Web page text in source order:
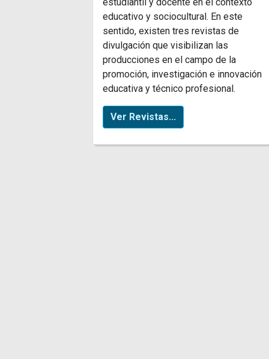
educativo y sociocultural. En este
sentido, existen tres revistas de
divulgación que visibilizan las
producciones en el campo de la
promoción, investigación e innovación
educativa y técnico profesional.
Ver Revistas...